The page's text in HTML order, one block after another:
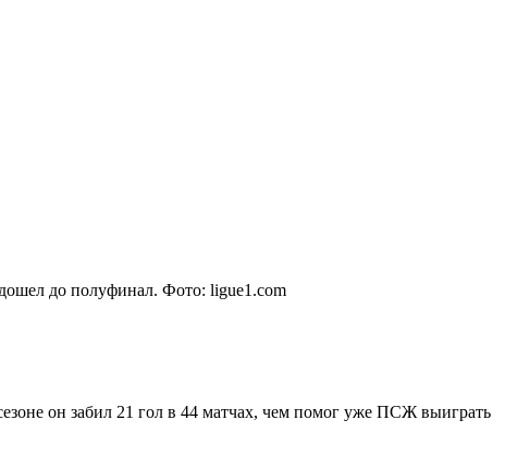
до полуфинал. Фото: ligue1.com
он забил 21 гол в 44 матчах, чем помог уже ПСЖ выиграть